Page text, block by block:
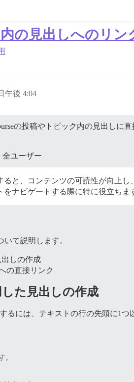
の見出しへのリン
午後 4:04
の投稿やトピック内の見出しに
全ユーザー
と、コンテンツの可読性が向上
ナビゲートする際に特に役立ちま
て説明します。
しの作成
の直接リンク
た見出しの作成
るには、テキストの行の先頭に1つ